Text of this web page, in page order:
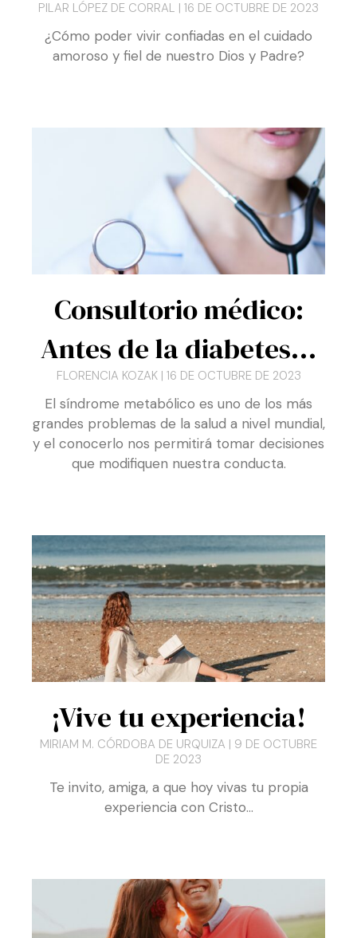
¿Cómo poder vivir confiadas en el cuidado
amoroso y fiel de nuestro Dios y Padre?
Consultorio médico:
Antes de la diabetes…
FLORENCIA KOZAK 16 DE OCTUBRE DE 2023
El síndrome metabólico es uno de los más
grandes problemas de la salud a nivel mundial,
y el conocerlo nos permitirá tomar decisiones
que modifiquen nuestra conducta.
¡Vive tu experiencia!
MIRIAM M. CÓRDOBA DE URQUIZA 9 DE OCTUBRE
DE 2023
Te invito, amiga, a que hoy vivas tu propia
experiencia con Cristo…